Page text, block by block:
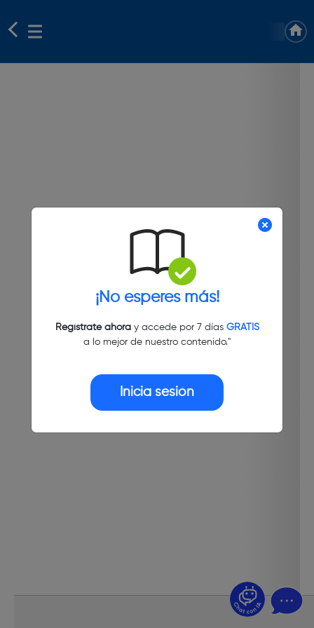
¡No esperes más!
Regístrate ahoray accede por 7 días GRATIS
a lo mejor de nuestro contenido."
Inicia sesión